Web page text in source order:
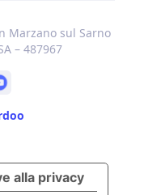
Marzano sul Sarno
– 487967
alla privacy